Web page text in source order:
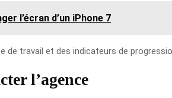
l’écran d’un iPhone 7
de travail et des indicateurs de
l’agence